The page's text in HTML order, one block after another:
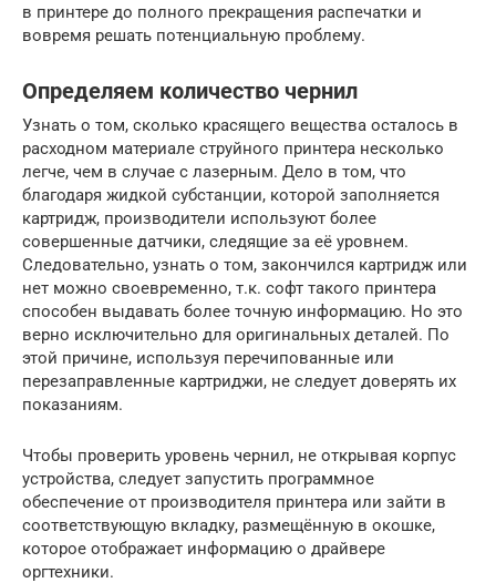
в принтере до полного прекращения распечатки и
вовремя решать потенциальную проблему.
Определяем количество чернил
Узнать о том, сколько красящего вещества осталось в
расходном материале струйного принтера несколько
легче, чем в случае с лазерным. Дело в том, что
благодаря жидкой субстанции, которой заполняется
картридж, производители используют более
совершенные датчики, следящие за её уровнем.
Следовательно, узнать о том, закончился картридж или
нет можно своевременно, т.к. софт такого принтера
способен выдавать более точную информацию. Но это
верно исключительно для оригинальных деталей. По
этой причине, используя перечипованные или
перезаправленные картриджи, не следует доверять их
показаниям.
Чтобы проверить уровень чернил, не открывая корпус
устройства, следует запустить программное
обеспечение от производителя принтера или зайти в
соответствующую вкладку, размещённую в окошке,
которое отображает информацию о драйвере
оргтехники.